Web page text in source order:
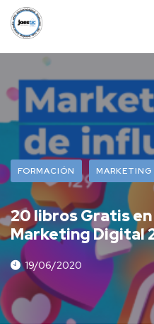
FORMACIÓN
20 libros Gratis
Marketing Digital
19/06/2020